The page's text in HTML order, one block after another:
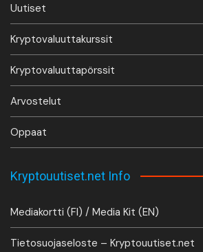
Uutiset
Kryptovaluuttakurssit
Kryptovaluuttapörssit
Arvostelut
Oppaat
Kryptouutiset.net Info
Mediakortti (FI) / Media Kit (EN)
Tietosuojaseloste – Kryptouutiset.net